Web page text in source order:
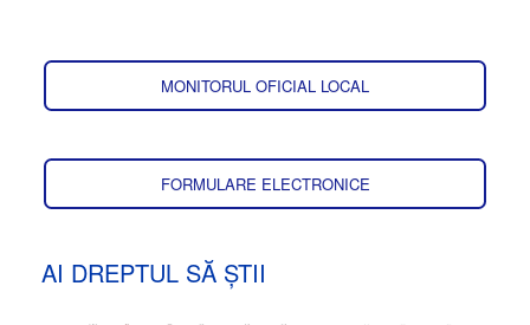
MONITORUL OFICIAL LOCAL
FORMULARE ELECTRONICE
AI DREPTUL SĂ ȘTII